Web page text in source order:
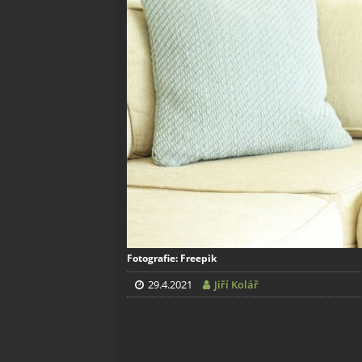
Fotografie: Freepik
29.4.2021 Jiří Kolář